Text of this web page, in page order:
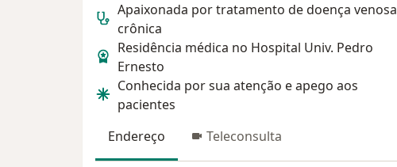
Apaixonada por tratamento de doença venosa
crônica
Residência médica no Hospital Univ. Pedro
Ernesto
Conhecida por sua atenção e apego aos
pacientes
Endereço
Teleconsulta